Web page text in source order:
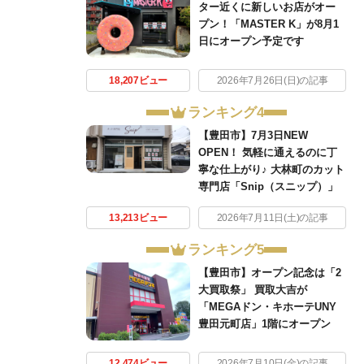
ター近くに新しいお店がオー
プン！「MASTER K」が8月1
日にオープン予定です
18,207ビュー 2026年7月26日(日)の記事
ランキング4
【豊田市】7月3日NEW
OPEN！ 気軽に通えるのに丁
寧な仕上がり♪ 大林町のカット
専門店「Snip（スニップ）」
13,213ビュー 2026年7月11日(土)の記事
ランキング5
【豊田市】オープン記念は「2
大買取祭」 買取大吉が
「MEGAドン・キホーテUNY
豊田元町店」1階にオープン